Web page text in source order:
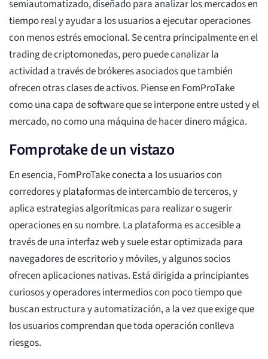
semiautomatizado, diseñado para analizar los mercados en
tiempo real y ayudar a los usuarios a ejecutar operaciones
con menos estrés emocional. Se centra principalmente en el
trading de criptomonedas, pero puede canalizar la
actividad a través de brókeres asociados que también
ofrecen otras clases de activos. Piense en FomProTake
como una capa de software que se interpone entre usted y el
mercado, no como una máquina de hacer dinero mágica.
Fomprotake de un vistazo
En esencia, FomProTake conecta a los usuarios con
corredores y plataformas de intercambio de terceros, y
aplica estrategias algorítmicas para realizar o sugerir
operaciones en su nombre. La plataforma es accesible a
través de una interfaz web y suele estar optimizada para
navegadores de escritorio y móviles, y algunos socios
ofrecen aplicaciones nativas. Está dirigida a principiantes
curiosos y operadores intermedios con poco tiempo que
buscan estructura y automatización, a la vez que exige que
los usuarios comprendan que toda operación conlleva
riesgos.